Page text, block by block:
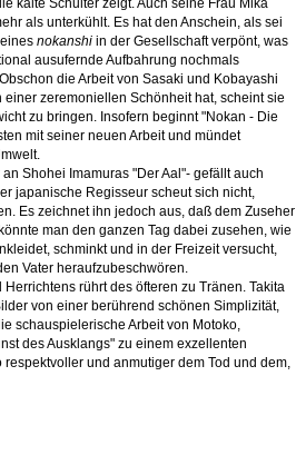
kalte Schulter zeigt. Auch seine Frau Mika
als unterkühlt. Es hat den Anschein, als sei
einesnokanshi in der Gesellschaft verpönt, was
ausufernde Aufbahrung nochmals
die Arbeit von Sasaki und Kobayashi
einer zeremoniellen Schönheit hat, scheint sie
zu bringen. Insofern beginnt "Nokan - Die
mit seiner neuen Arbeit und mündet
Shohei Imamuras "Der Aal"- gefällt auch
japanische Regisseur scheut sich nicht,
Es zeichnet ihn jedoch aus, daß dem Zuseher
man den ganzen Tag dabei zusehen, wie
schminkt und in der Freizeit versucht,
Vater heraufzubeschwören.
rührt des öfteren zu Tränen. Takita
von einer berührend schönen Simplizität,
schauspielerische Arbeit von Motoko,
des Ausklangs" zu einem exzellenten
und anmutiger dem Tod und dem,